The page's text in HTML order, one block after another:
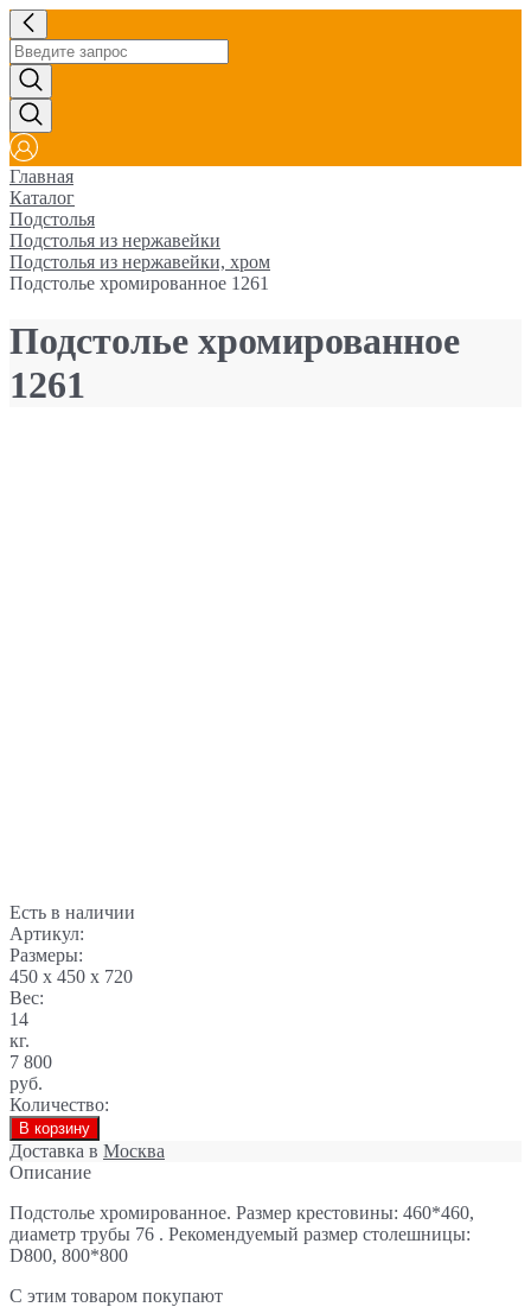
Главная
Каталог
Подстолья
Подстолья из нержавейки
Подстолья из нержавейки, хром
Подстолье хромированное 1261
Подстолье хромированное
1261
Есть в наличии
Артикул:
Размеры:
450 x 450 x 720
Вес:
14
кг.
7 800
руб.
Количество:
В корзину
Доставка в Москва
Описание
Подстолье хромированное. Размер крестовины: 460*460,
диаметр трубы 76 . Рекомендуемый размер столешницы:
D800, 800*800
С этим товаром покупают